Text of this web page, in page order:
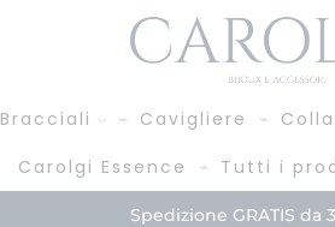
Bracciali Cavigliere
Carolgi Essence
Tutti i
Spedizione GRATIS da